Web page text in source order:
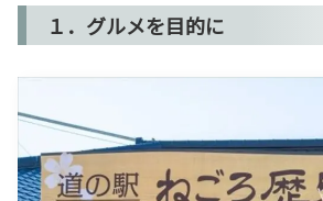
１．グルメを目的に